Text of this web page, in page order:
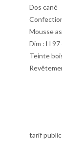
Dos cané
Mousse
Dim : H 97
Teinte
tarif